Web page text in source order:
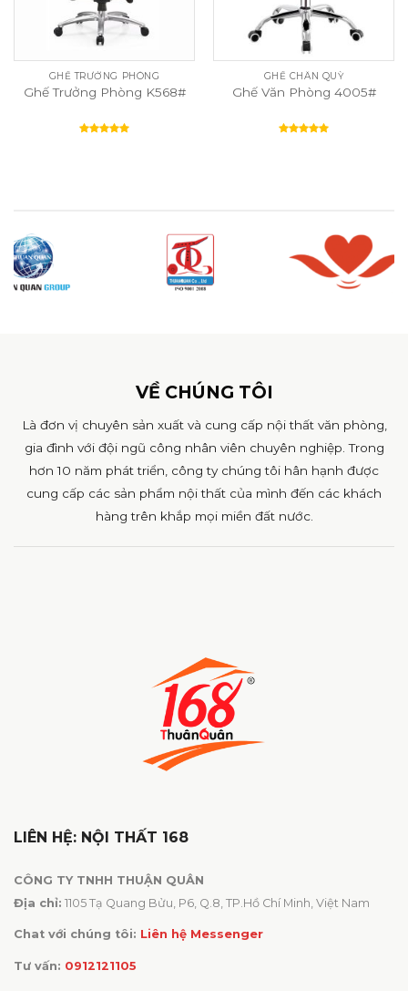
GHẾ TRƯỞNG PHÒNG
Ghế Trưởng Phòng K568#
GHẾ CHÂN QUỲ
Ghế Văn Phòng 4005#
VỀ CHÚNG TÔI
Là đơn vị chuyên sản xuất và cung cấp nội thất văn phòng,
gia đình với đội ngũ công nhân viên chuyên nghiệp. Trong
hơn 10 năm phát triển, công ty chúng tôi hân hạnh được
cung cấp các sản phẩm nội thất của mình đến các khách
hàng trên khắp mọi miền đất nước.
LIÊN HỆ: NỘI THẤT 168
CÔNG TY TNHH THUẬN QUÂN
Địa chỉ: 1105 Tạ Quang Bửu, P6, Q.8, TP.Hồ Chí Minh, Việt Nam
Chat với chúng tôi: Liên hệ Messenger
Tư vấn: 0912121105